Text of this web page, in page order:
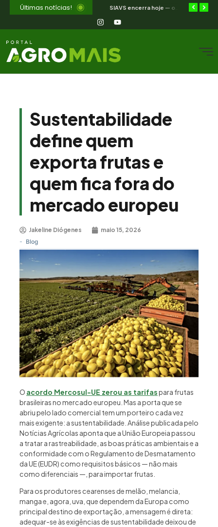
Últimas notícias!
Sustentabilidade
define quem
exporta frutas e
quem fica fora do
mercado europeu
Jakeline Diógenes maio 15, 2026
- Blog
O acordo Mercosul-UE zerou as tarifaspara frutas
brasileiras no mercado europeu. Mas a porta que se
abriu pelo lado comercial tem um porteiro cada vez
mais exigente: a sustentabilidade. Análise publicada pelo
Notícias Agrícolas aponta que a União Europeia passou
a tratar a rastreabilidade, as boas práticas ambientais e a
conformidade com o Regulamento de Desmatamento
da UE (EUDR) como requisitos básicos — não mais
como diferenciais —, para importar frutas.
Para os produtores cearenses de melão, melancia,
manga e, agora, uva, que dependem da Europa como
principal destino de exportação, a mensagem é direta:
adequar-se às exigências de sustentabilidade deixou de